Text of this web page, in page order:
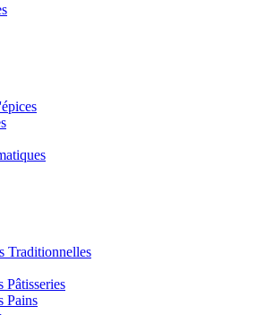
Traditionnelles
Pâtisseries
Pains